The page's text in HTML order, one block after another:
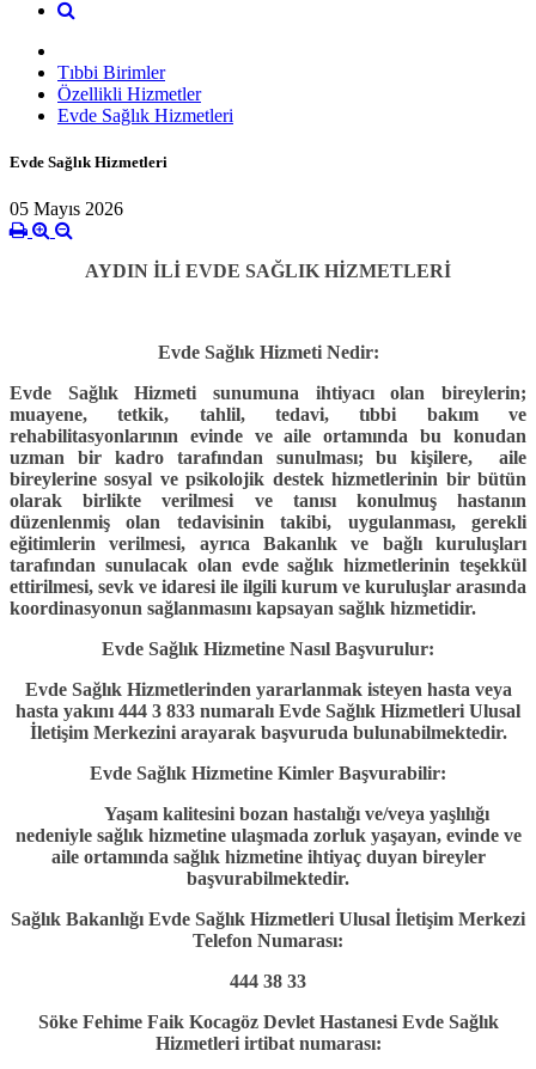
Tıbbi Birimler
Özellikli Hizmetler
Evde Sağlık Hizmetleri
Evde Sağlık Hizmetleri
05 Mayıs 2026
AYDIN İLİ EVDE SAĞLIK HİZMETLERİ
Evde Sağlık Hizmeti Nedir:
Evde Sağlık Hizmeti sunumuna ihtiyacı olan bireylerin;
muayene, tetkik, tahlil, tedavi, tıbbi bakım ve
rehabilitasyonlarının evinde ve aile ortamında bu konudan
uzman bir kadro tarafından sunulması; bu kişilere, aile
bireylerine sosyal ve psikolojik destek hizmetlerinin bir bütün
olarak birlikte verilmesi ve tanısı konulmuş hastanın
düzenlenmiş olan tedavisinin takibi, uygulanması, gerekli
eğitimlerin verilmesi, ayrıca Bakanlık ve bağlı kuruluşları
tarafından sunulacak olan evde sağlık hizmetlerinin teşekkül
ettirilmesi, sevk ve idaresi ile ilgili kurum ve kuruluşlar arasında
koordinasyonun sağlanmasını kapsayan sağlık hizmetidir.
Evde Sağlık Hizmetine Nasıl Başvurulur:
Evde Sağlık Hizmetlerinden yararlanmak isteyen hasta veya
hasta yakını 444 3 833 numaralı Evde Sağlık Hizmetleri Ulusal
İletişim Merkezini arayarak başvuruda bulunabilmektedir.
Evde Sağlık Hizmetine Kimler Başvurabilir:
Yaşam kalitesini bozan hastalığı ve/veya yaşlılığı
nedeniyle sağlık hizmetine ulaşmada zorluk yaşayan, evinde ve
aile ortamında sağlık hizmetine ihtiyaç duyan bireyler
başvurabilmektedir.
Sağlık Bakanlığı Evde Sağlık Hizmetleri Ulusal İletişim Merkezi
Telefon Numarası:
444 38 33
Söke Fehime Faik Kocagöz Devlet Hastanesi Evde Sağlık
Hizmetleri irtibat numarası: